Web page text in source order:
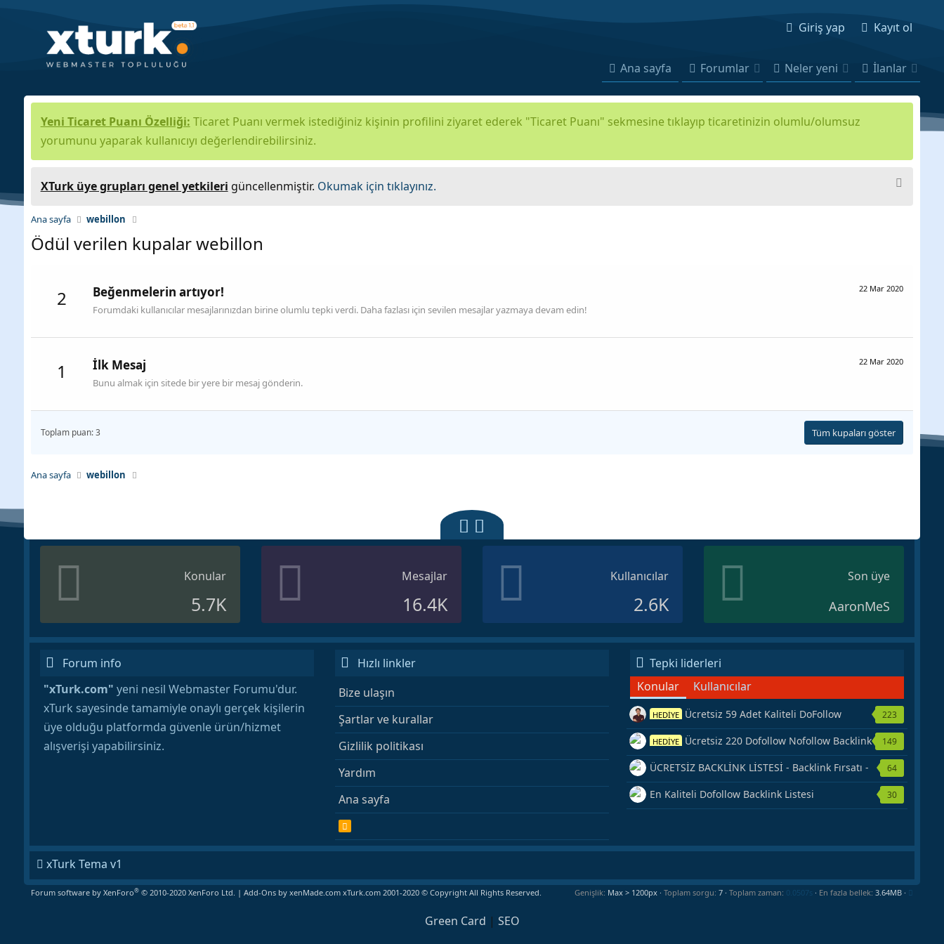
Giriş yap Kayıt ol
Ana sayfa Forumlar Neler yeni İlanlar
Yeni Ticaret Puanı Özelliği: Ticaret Puanı vermek istediğiniz kişinin profilini ziyaret ederek "Ticaret Puanı" sekmesine tıklayıp ticaretinizin olumlu/olumsuz
yorumunu yaparak kullanıcıyı değerlendirebilirsiniz.
XTurk üye grupları genel yetkileri güncellenmiştir. Okumak için tıklayınız.
Ana sayfa webillon
Ödül verilen kupalar webillon
2 22 Mar 2020
Beğenmelerin artıyor!
Forumdaki kullanıcılar mesajlarınızdan birine olumlu tepki verdi. Daha fazlası için sevilen mesajlar yazmaya devam edin!
1 22 Mar 2020
İlk Mesaj
Bunu almak için sitede bir yere bir mesaj gönderin.
Toplam puan: 3 Tüm kupaları göster
Ana sayfa webillon
Konular
5.7K
Mesajlar
16.4K
Kullanıcılar
2.6K
Son üye
AaronMeS
Forum info
"xTurk.com" yeni nesil Webmaster Forumu'dur.
xTurk sayesinde tamamiyle onaylı gerçek kişilerin
üye olduğu platformda güvenle ürün/hizmet
alışverişi yapabilirsiniz.
Hızlı linkler
Bize ulaşın
Şartlar ve kurallar
Gizlilik politikası
Yardım
Ana sayfa
R
S
S
Tepki liderleri
Konular
Kullanıcılar
HEDİYE Ücretsiz 59 Adet Kaliteli DoFollow
Backlink Kaynağı Veriyorum.
223
HEDİYE Ücretsiz 220 Dofollow Nofollow Backlink
Veriyorum
149
ÜCRETSİZ BACKLİNK LİSTESİ - Backlink Fırsatı -
Hemen Yetiş!
64
En Kaliteli Dofollow Backlink Listesi 30
xTurk Tema v1
Forum software by XenForo® © 2010-2020 XenForo Ltd. | Add-Onsby xenMade.com xTurk.com 2001-2020 © Copyright All Rights Reserved. Genişlik Toplam sorgu 7 Toplam zaman 0.0507s En fazla bellek 3.64MB
Green Card | SEO